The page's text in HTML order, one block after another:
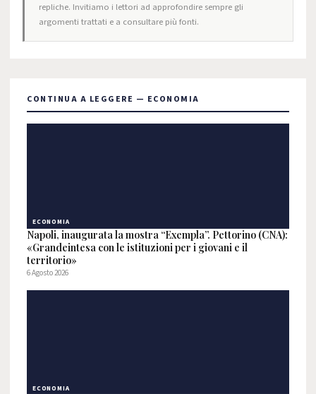
repliche. Invitiamo i lettori ad approfondire sempre gli
argomenti trattati e a consultare più fonti.
CONTINUA A LEGGERE — ECONOMIA
ECONOMIA
Napoli, inaugurata la mostra “Exempla”. Pettorino (CNA):
«Grandeintesa con le istituzioni per i giovani e il
territorio»
6 Agosto 2026
ECONOMIA